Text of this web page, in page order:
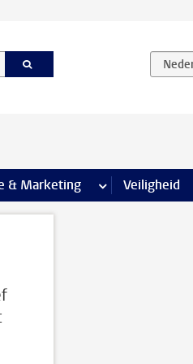
& Marketing meerVeiligheid